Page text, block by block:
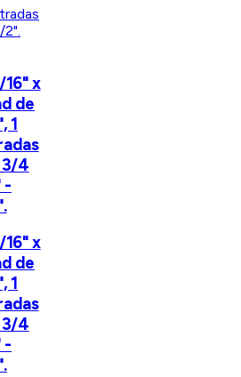
16" x
de
1
3/4
-
16" x
de
1
3/4
-